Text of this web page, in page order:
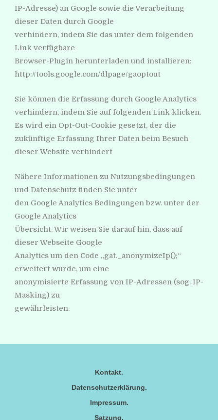
IP-Adresse) an Google sowie die Verarbeitung
dieser Daten durch Google
verhindern, indem Sie das unter dem folgenden
Link verfügbare
Browser-Plugin herunterladen und installieren:
http://tools.google.com/dlpage/gaoptout
Sie können die Erfassung durch Google Analytics
verhindern, indem Sie auf folgenden Link klicken.
Es wird ein Opt-Out-Cookie gesetzt, der die
zukünftige Erfassung Ihrer Daten beim Besuch
dieser Website verhindert
Nähere Informationen zu Nutzungsbedingungen
und Datenschutz finden Sie unter
den Google Analytics Bedingungen bzw. unter der
Google Analytics
Übersicht. Wir weisen Sie darauf hin, dass auf
dieser Webseite Google
Analytics um den Code „gat._anonymizeIp();“
erweitert wurde, um eine
anonymisierte Erfassung von IP-Adressen (sog. IP-
Masking) zu
gewährleisten.
Kontakt
Datenschutzerklärung
Impressum
Satzung